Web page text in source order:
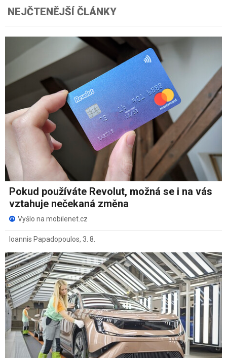
NEJČTENĚJŠÍ ČLÁNKY
Pokud používáte Revolut, možná se i na vás
vztahuje nečekaná změna
Vyšlo na mobilenet.cz
Ioannis Papadopoulos, 3. 8.